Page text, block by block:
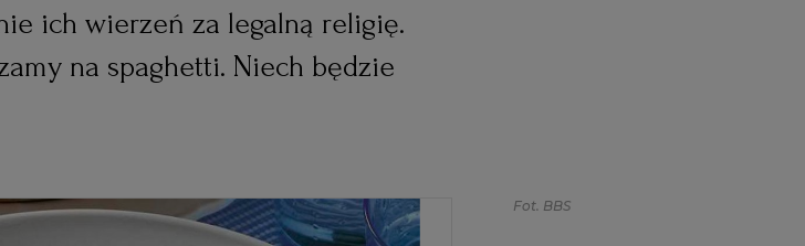
ich wierzeń za legalną religię.
na spaghetti. Niech będzie
Fot. BBS